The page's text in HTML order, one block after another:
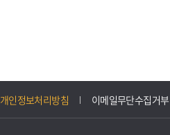
개인정보처리방침 이메일무단수집거부